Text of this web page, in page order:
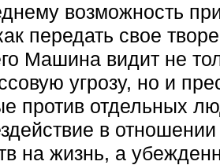
возможность
передать свое
Машина видит не
угрозу, но и
против отдельных
в
на жизнь, а